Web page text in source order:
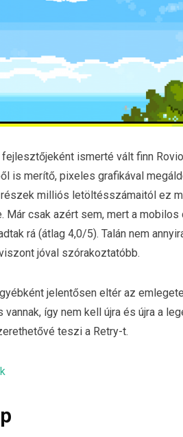
ismerté vált finn
is merítő, pixeles grafikával
milliós letöltésszámaitól ez
Már csak azért sem, mert a
rá (átlag 4,0/5). Talán nem
jóval szórakoztatóbb.
jelentősen eltér az
vannak, így nem kell újra és újra a
teszi a Retry-t.